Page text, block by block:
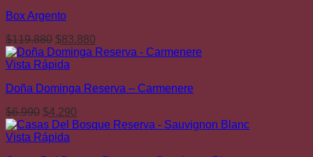
Box Argento
$119.880 El
precio
original
$119.880.
$83.880
precio
$83.880.
Vista Rápida
Doña Dominga Reserva – Carmenere
$6.990 El
precio
original
$4.290
precio
Vista Rápida